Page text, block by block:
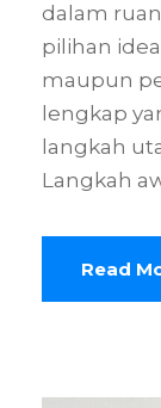
dalam
pilihan
maupun
lengkap
langkah
Langkah
Read